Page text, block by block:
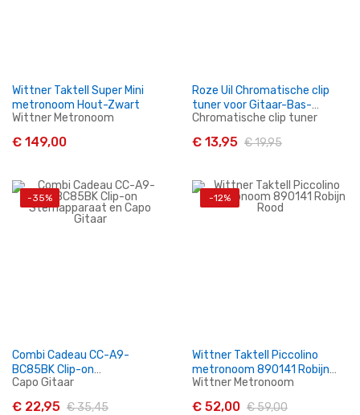
In Winkelwagen
Wittner Taktell Super Mini
metronoom Hout-Zwart
Wittner Metronoom
€ 149,00
In Winkelwagen
Roze Uil Chromatische clip
tuner voor Gitaar-Bas-
Ukulele-Viool
Chromatische clip tuner
€ 13,95 € 19,95
-35%
Combi Cadeau CC-A9-
BC85BK Clip-on
Stemapparaat en Capo
Gitaar
Capo Gitaar
€ 22,95 € 35,45
-12%
Wittner Taktell Piccolino
metronoom 890141 Robijn
Rood
Wittner Metronoom
€ 52,00 € 59,00